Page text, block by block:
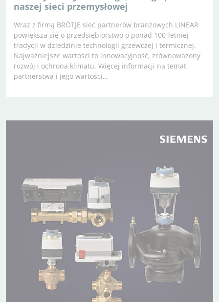
naszej sieci przemysłowej
Wraz z firmą BRÖTJE sieć partnerów branżowych LINEAR
powiększa się o przedsiębiorstwo o ponad 100-letniej
tradycji w dziedzinie technologii grzewczej i termicznej.
Najważniejsze wartości to innowacyjność, zrównoważony
rozwój i ochrona klimatu. Więcej informacji na temat
partnerstwa i jego wartości…